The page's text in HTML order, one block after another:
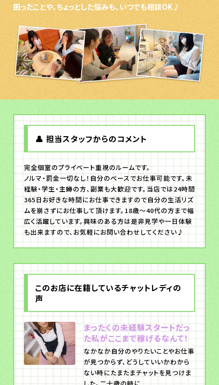
困ったことや、ちょっとした悩みも、いつでも相談OK♪
👤 担当スタッフからのコメント
完全個室のプライベート重視のルームです。
ノルマ・罰金一切なし！自分のペースでお仕事可能です。未
経験・学生・主婦の方、副業も大歓迎です。当店では24時間
365日お好きな時間にお仕事できますので自分の生活リズ
ムを崩さずにお仕事して頂けます。18歳～40代の方まで幅
広く活躍しています。興味のある方は是非見学や一日体験
も出来ますので、お気軽にお問い合わせしてください♪
このお店に在籍しているチャットレディの
声
まったくの未経験スタートだっ
た私がここまで稼げるなんて！
なかなか自分のやりたいことやお仕事
が見つからず、どうしていいかわから
ない時にたまたまチャットを見つけま
した。二十歳の時に